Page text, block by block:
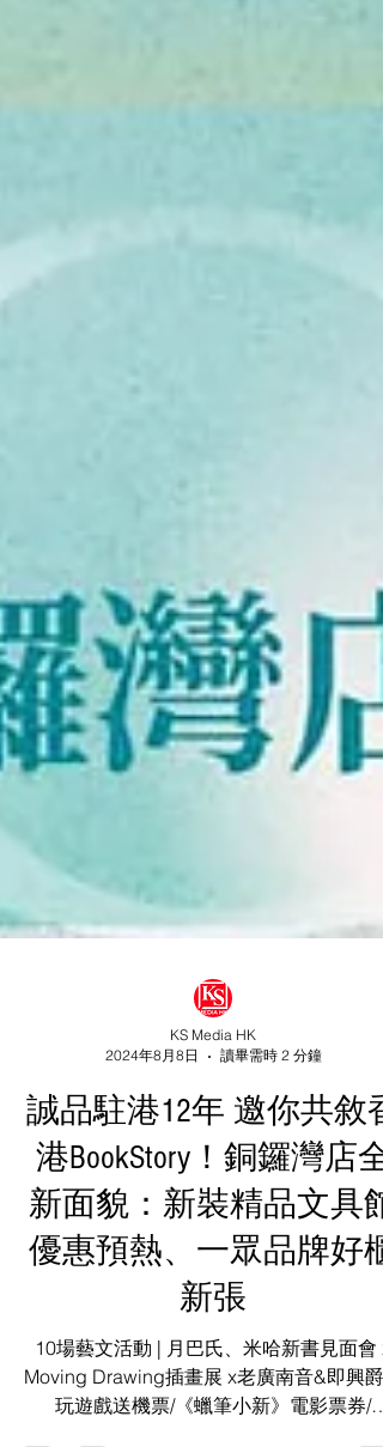
KS Media HK
2024年8月8日
讀畢需時 2 分鐘
誠品駐港12年 邀你共敘香
港BookStory！銅鑼灣店全
新面貌：新裝精品文具館
優惠預熱、一眾品牌好櫃
新張